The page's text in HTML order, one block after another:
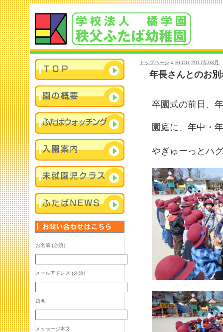
トップページ » BLOG 2017年03月
年長さんとのお別
卒園式の前日、
園庭に、年中・
やぎゅーっとハ
お名前 (必須）
メールアドレス (必須）
題名
メッセージ本文